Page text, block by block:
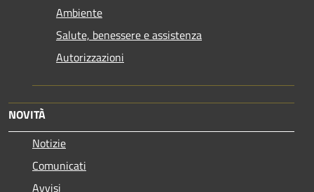
Ambiente
Salute, benessere e assistenza
Autorizzazioni
NOVITÀ
Notizie
Comunicati
Avvisi